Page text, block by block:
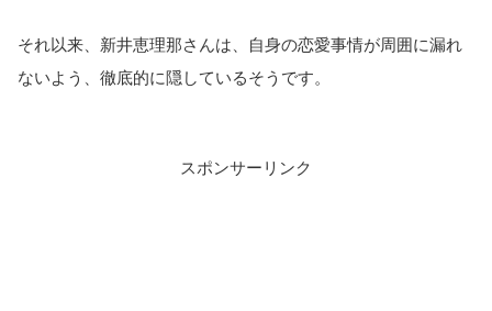
それ以来、新井恵理那さんは、自身の恋愛事情が周囲に漏れ
ないよう、徹底的に隠しているそうです。
スポンサーリンク